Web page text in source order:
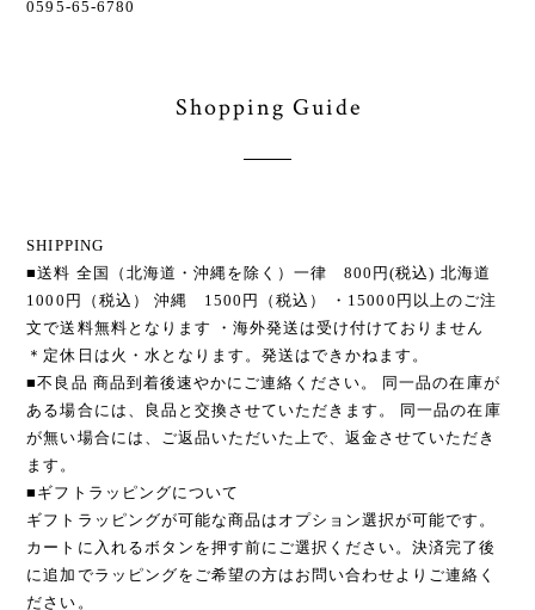
0595-65-6780
Shopping Guide
SHIPPING
■送料 全国（北海道・沖縄を除く）一律 800円(税込) 北海道
1000円（税込） 沖縄 1500円（税込） ・15000円以上のご注
文で送料無料となります ・海外発送は受け付けておりません
＊定休日は火・水となります。発送はできかねます。
■不良品 商品到着後速やかにご連絡ください。 同一品の在庫が
ある場合には、良品と交換させていただきます。 同一品の在庫
が無い場合には、ご返品いただいた上で、返金させていただき
ます。
■ギフトラッピングについて
ギフトラッピングが可能な商品はオプション選択が可能です。
カートに入れるボタンを押す前にご選択ください。決済完了後
に追加でラッピングをご希望の方はお問い合わせよりご連絡く
ださい。